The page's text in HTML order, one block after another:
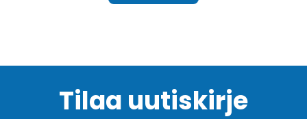
Tilaa uutiskirje